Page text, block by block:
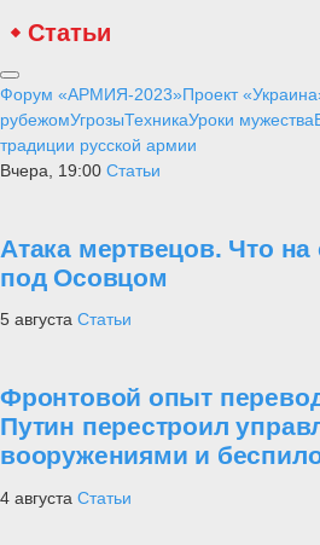
Статьи
Форум «АРМИЯ-2023»Проект
рубежомУгрозыТехникаУроки мужества
традиции русской армии
Вчера, 19:00 Статьи
Атака мертвецов. Что
под Осовцом
5 августа Статьи
Фронтовой опыт
Путин перестроил
вооружениями и
4 августа Статьи